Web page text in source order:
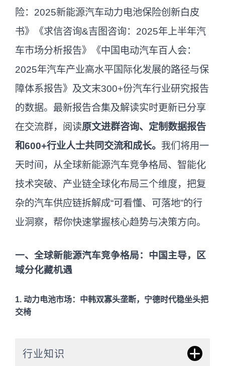
险：2025新能源汽车动力电池保险创新白皮
书》《求信咨询&吉图咨询：2025年上半年汽
车市场分析报告》《中国电动汽车百人会：
2025年汽车产业高水平国际化发展的路径与保
障体系报告》及文末300+份汽车行业研究报告
的数据。最新报告合集及解读实时更新已分享
在交流群，阅读原文进群咨询、定制数据报告
和600+行业人士共同交流和成长。 我们将用一
天时间，从全球新能源汽车竞争格局、智能化
技术突破、产业链全球化布局三个维度，把复
杂的汽车供应链拆解成“可看懂、可落地”的行
业洞察，帮你快速掌握核心趋势与决策方向。
一、全球新能源汽车竞争格局：中国主导，区
域分化藏机遇
1. 动力电池市场：中韩双寡头垄断，宁德时代稳坐头把
交椅
行业知识